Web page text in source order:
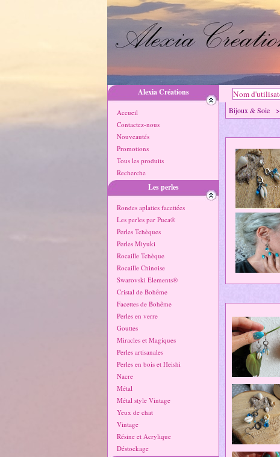
Alexia Créations
Accueil
Contactez-nous
Nouveautés
Promotions
Tous les produits
Recherche
Les perles
Rondes aplaties facettées
Les perles par Puca®
Perles Tchèques
Perles Miyuki
Rocaille Tchèque
Rocaille Chinoise
Swarovski Elements®
Cristal de Bohême
Facettes de Bohême
Perles en verre
Gouttes
Miracles et Magiques
Perles artisanales
Perles en bois et Heishi
Nacre
Métal
Métal style Vintage
Yeux de chat
Vintage
Résine et Acrylique
Déstockage
Bijoux & Soie >